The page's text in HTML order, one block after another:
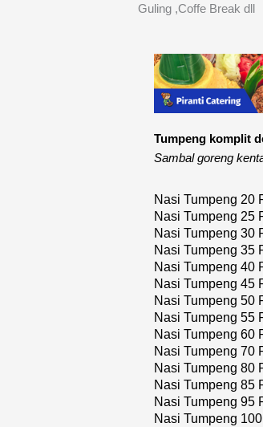
Guling ,Coffe Break dll
Tumpeng komplit
Sambal goreng
Nasi Tumpeng 20
Nasi Tumpeng 25
Nasi Tumpeng 30
Nasi Tumpeng 35
Nasi Tumpeng 40
Nasi Tumpeng 45
Nasi Tumpeng 50
Nasi Tumpeng 55
Nasi Tumpeng 60
Nasi Tumpeng 70
Nasi Tumpeng 80
Nasi Tumpeng 85
Nasi Tumpeng 95
Nasi Tumpeng